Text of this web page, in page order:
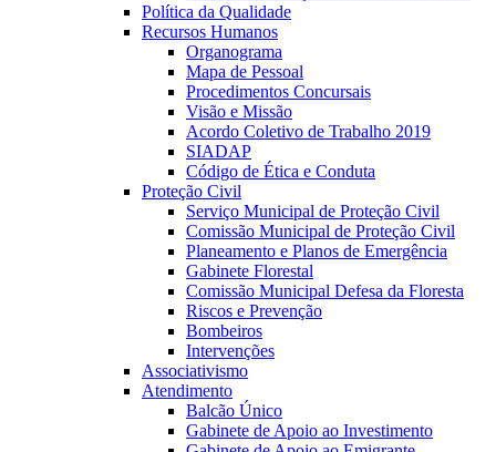
Política da Qualidade
Recursos Humanos
Organograma
Mapa de Pessoal
Procedimentos Concursais
Visão e Missão
Acordo Coletivo de Trabalho 2019
SIADAP
Código de Ética e Conduta
Proteção Civil
Serviço Municipal de Proteção Civil
Comissão Municipal de Proteção Civil
Planeamento e Planos de Emergência
Gabinete Florestal
Comissão Municipal Defesa da Floresta
Riscos e Prevenção
Bombeiros
Intervenções
Associativismo
Atendimento
Balcão Único
Gabinete de Apoio ao Investimento